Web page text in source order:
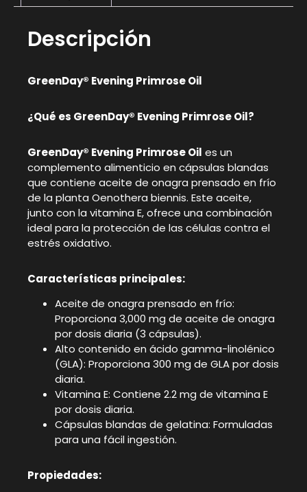
Descripción
GreenDay® Evening Primrose Oil
¿Qué es GreenDay® Evening Primrose Oil?
GreenDay® Evening Primrose Oil es un
complemento alimenticio en cápsulas blandas
que contiene aceite de onagra prensado en frío
de la planta Oenothera biennis. Este aceite,
junto con la vitamina E, ofrece una combinación
ideal para la protección de las células contra el
estrés oxidativo.
Características principales:
Aceite de onagra prensado en frío:
Proporciona 3,000 mg de aceite de onagra
por dosis diaria (3 cápsulas).
Alto contenido en ácido gamma-linolénico
(GLA): Proporciona 300 mg de GLA por dosis
diaria.
Vitamina E: Contiene 2.2 mg de vitamina E
por dosis diaria.
Cápsulas blandas de gelatina: Formuladas
para una fácil ingestión.
Propiedades: